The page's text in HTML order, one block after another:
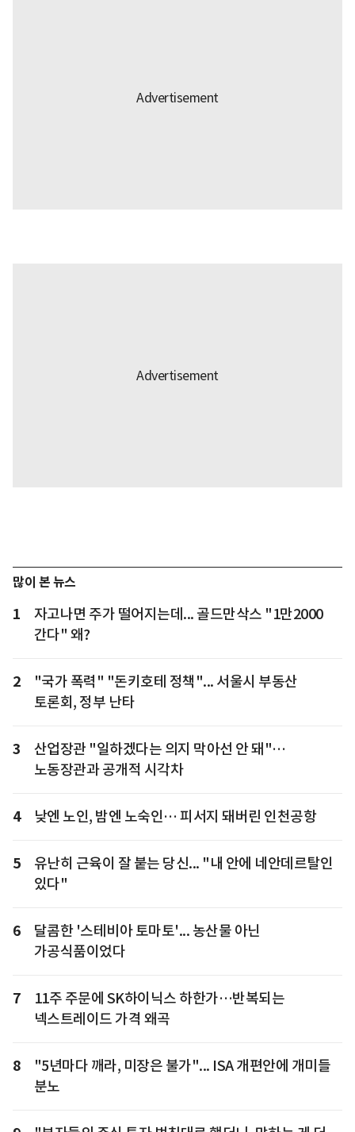
많이 본 뉴스
1
자고나면 주가 떨어지는데... 골드만삭스 "1만2000
간다" 왜?
2
"국가 폭력" "돈키호테 정책"... 서울시 부동산
토론회, 정부 난타
3
산업장관 "일하겠다는 의지 막아선 안 돼"…
노동장관과 공개적 시각차
4 낮엔 노인, 밤엔 노숙인… 피서지 돼버린 인천공항
5
유난히 근육이 잘 붙는 당신... "내 안에 네안데르탈인
있다"
6
달콤한 '스테비아 토마토'... 농산물 아닌
가공식품이었다
7
11주 주문에 SK하이닉스 하한가…반복되는
넥스트레이드 가격 왜곡
8
"5년마다 깨라, 미장은 불가"... ISA 개편안에 개미들
분노